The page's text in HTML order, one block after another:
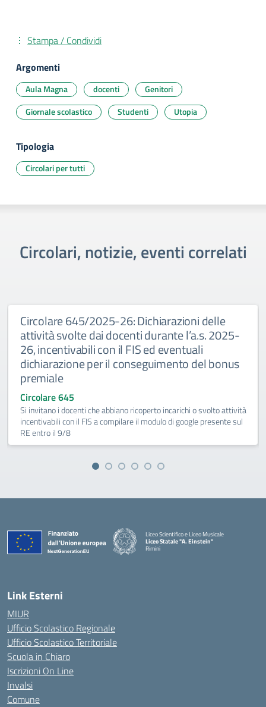
Stampa / Condividi
Argomenti
Aula Magna docenti
Genitori
Giornale scolastico
Studenti Utopia
Tipologia
Circolari per tutti
Circolari, notizie, eventi correlati
Circolare 645/2025-26: Dichiarazioni delle
attività svolte dai docenti durante l’a.s. 2025-
26, incentivabili con il FIS ed eventuali
dichiarazione per il conseguimento del bonus
premiale
Circolare 645
Si invitano i docenti che abbiano ricoperto incarichi o svolto attività
incentivabili con il FIS a compilare il modulo di google presente sul
RE entro il 9/8
Liceo Scientifico e Liceo Musicale
Liceo Statale "A. Einstein"
Rimini
Link Esterni
MIUR
Ufficio Scolastico Regionale
Ufficio Scolastico Territoriale
Scuola in Chiaro
Iscrizioni On Line
Invalsi
Comune